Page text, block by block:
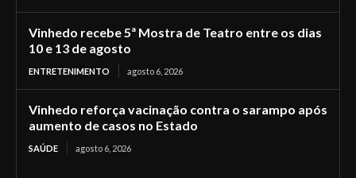
Vinhedo recebe 5ª Mostra de Teatro entre os dias
10 e 13 de agosto
ENTRETENIMENTO agosto 6, 2026
Vinhedo reforça vacinação contra o sarampo após
aumento de casos no Estado
SAÚDE agosto 6, 2026